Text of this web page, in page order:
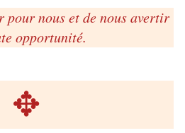
pour nous et de nous avertir
opportunité.
✥